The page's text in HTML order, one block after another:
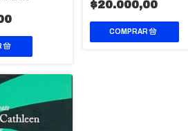
$20.000,00